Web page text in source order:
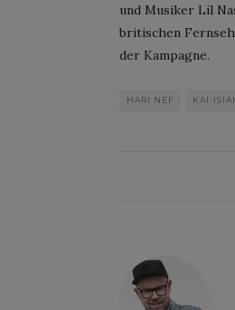
und Musiker Lil
britischen
der Kampagne.
HARI NEF KAI-